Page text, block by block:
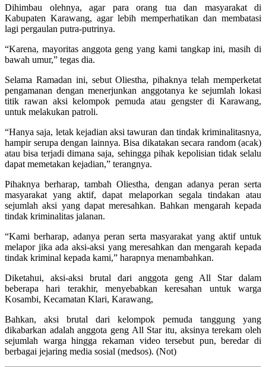
Dihimbau olehnya, agar para orang tua dan masyarakat di
Kabupaten Karawang, agar lebih memperhatikan dan membatasi
lagi pergaulan putra-putrinya.
“Karena, mayoritas anggota geng yang kami tangkap ini, masih di
bawah umur,” tegas dia.
Selama Ramadan ini, sebut Oliestha, pihaknya telah memperketat
pengamanan dengan menerjunkan anggotanya ke sejumlah lokasi
titik rawan aksi kelompok pemuda atau gengster di Karawang,
untuk melakukan patroli.
“Hanya saja, letak kejadian aksi tawuran dan tindak kriminalitasnya,
hampir serupa dengan lainnya. Bisa dikatakan secara random (acak)
atau bisa terjadi dimana saja, sehingga pihak kepolisian tidak selalu
dapat memetakan kejadian,” terangnya.
Pihaknya berharap, tambah Oliestha, dengan adanya peran serta
masyarakat yang aktif, dapat melaporkan segala tindakan atau
sejumlah aksi yang dapat meresahkan. Bahkan mengarah kepada
tindak kriminalitas jalanan.
“Kami berharap, adanya peran serta masyarakat yang aktif untuk
melapor jika ada aksi-aksi yang meresahkan dan mengarah kepada
tindak kriminal kepada kami,” harapnya menambahkan.
Diketahui, aksi-aksi brutal dari anggota geng All Star dalam
beberapa hari terakhir, menyebabkan keresahan untuk warga
Kosambi, Kecamatan Klari, Karawang,
Bahkan, aksi brutal dari kelompok pemuda tanggung yang
dikabarkan adalah anggota geng All Star itu, aksinya terekam oleh
sejumlah warga hingga rekaman video tersebut pun, beredar di
berbagai jejaring media sosial (medsos). (Not)